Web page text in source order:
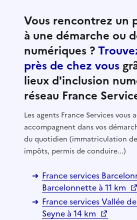
Vous rencontrez un
à une démarche ou
numériques ?
près de chez vous
lieux d'inclusion
réseau France
Les agents France Services vous
accompagnent dans vos
du quotidien (immatriculation de
impôts, permis de conduire...)
France services
Barcelonnette à 11 km
France services Vallée
Seyne à 14 km